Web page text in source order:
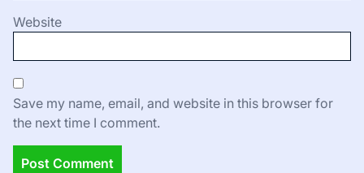
Website
Save my name, email, and website in this browser for
the next time I comment.